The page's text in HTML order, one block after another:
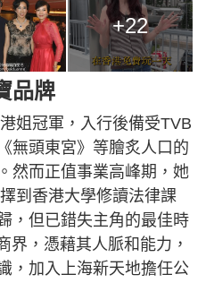
+22
品牌
姐冠軍，入行後備受TVB
無頭東宮》等膾炙人口的
然而正值事業高峰期，她
到香港大學修讀法律課
，但已錯失主角的最佳時
界，憑藉其人脈和能力，
，加入上海新天地擔任公